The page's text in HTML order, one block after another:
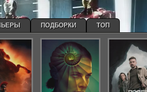
ПОДБОРКИ ТОП